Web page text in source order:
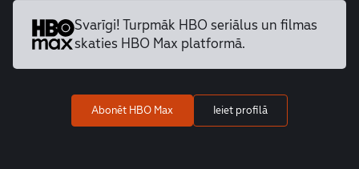
Svarīgi! Turpmāk HBO seriālus un filmas
skaties HBO Max platformā.
Abonēt HBO Max Ieiet profilā